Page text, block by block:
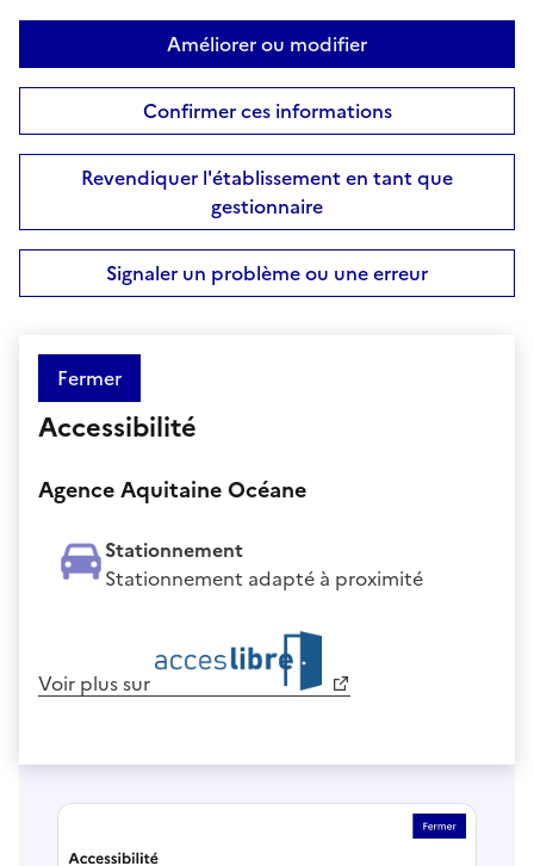
Améliorer ou modifier
Confirmer ces informations
Revendiquer l'établissement en tant que
gestionnaire
Signaler un problème ou une erreur
Fermer
Accessibilité
Agence Aquitaine Océane
Stationnement
Stationnement adapté à proximité
Voir plus sur